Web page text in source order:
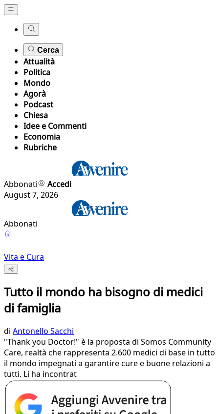
Cerca
Attualità
Politica
Mondo
Agorà
Podcast
Chiesa
Idee e Commenti
Economia
Rubriche
Abbonati
Accedi
August 7, 2026
Abbonati
Vita e Cura
Tutto il mondo ha bisogno di medici
di famiglia
di Antonello Sacchi
"Thank you Doctor!" è la proposta di Somos Community
Care, realtà che rappresenta 2.600 medici di base in tutto
il mondo impegnati a garantire cure e buone relazioni a
tutti. Li ha incontrat